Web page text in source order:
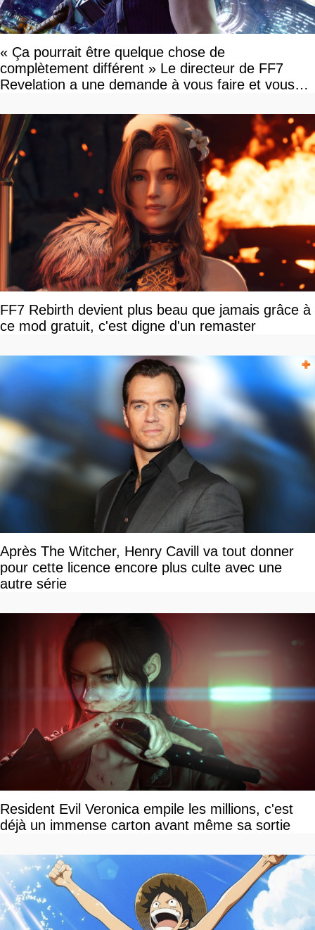
« Ça pourrait être quelque chose de
complètement différent » Le directeur de FF7
Revelation a une demande à vous faire et vous
FF7 Rebirth devient plus beau que jamais grâce à
ce mod gratuit, c'est digne d'un remaster
Après The Witcher, Henry Cavill va tout donner
pour cette licence encore plus culte avec une
autre série
Resident Evil Veronica empile les millions, c'est
déjà un immense carton avant même sa sortie